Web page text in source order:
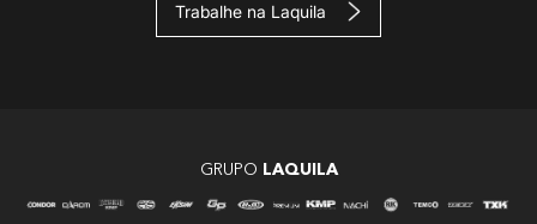
Trabalhe na Laquila
GRUPO LAQUILA